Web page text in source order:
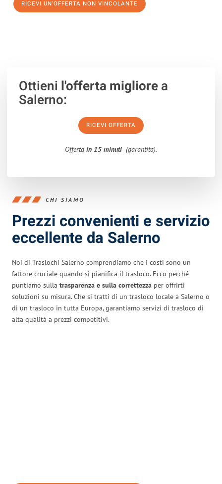
RICEVI UN'OFFERTA NON VINCOLANTE
Ottieni l'offerta migliorea
Salerno:
RICEVI OFFERTA
Offerta in 15 minuti (garantita).
CHI SIAMO
Prezzi convenienti e servizio
eccellente da Salerno
Noi di Traslochi Salerno comprendiamo che i costi sono un
fattore cruciale quando si pianifica il trasloco. Ecco perché
puntiamo sulla trasparenza e sulla correttezza per offrirti
soluzioni su misura. Che si tratti di un trasloco locale a Salerno o
di un trasloco in tutta Europa, garantiamo servizi di trasloco di
alta qualità a prezzi competitivi.